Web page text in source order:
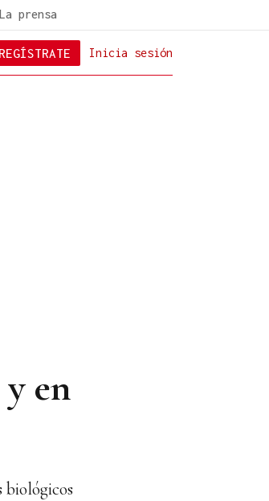
La prensa
Inicia sesión
REGÍSTRATE
en
biológicos